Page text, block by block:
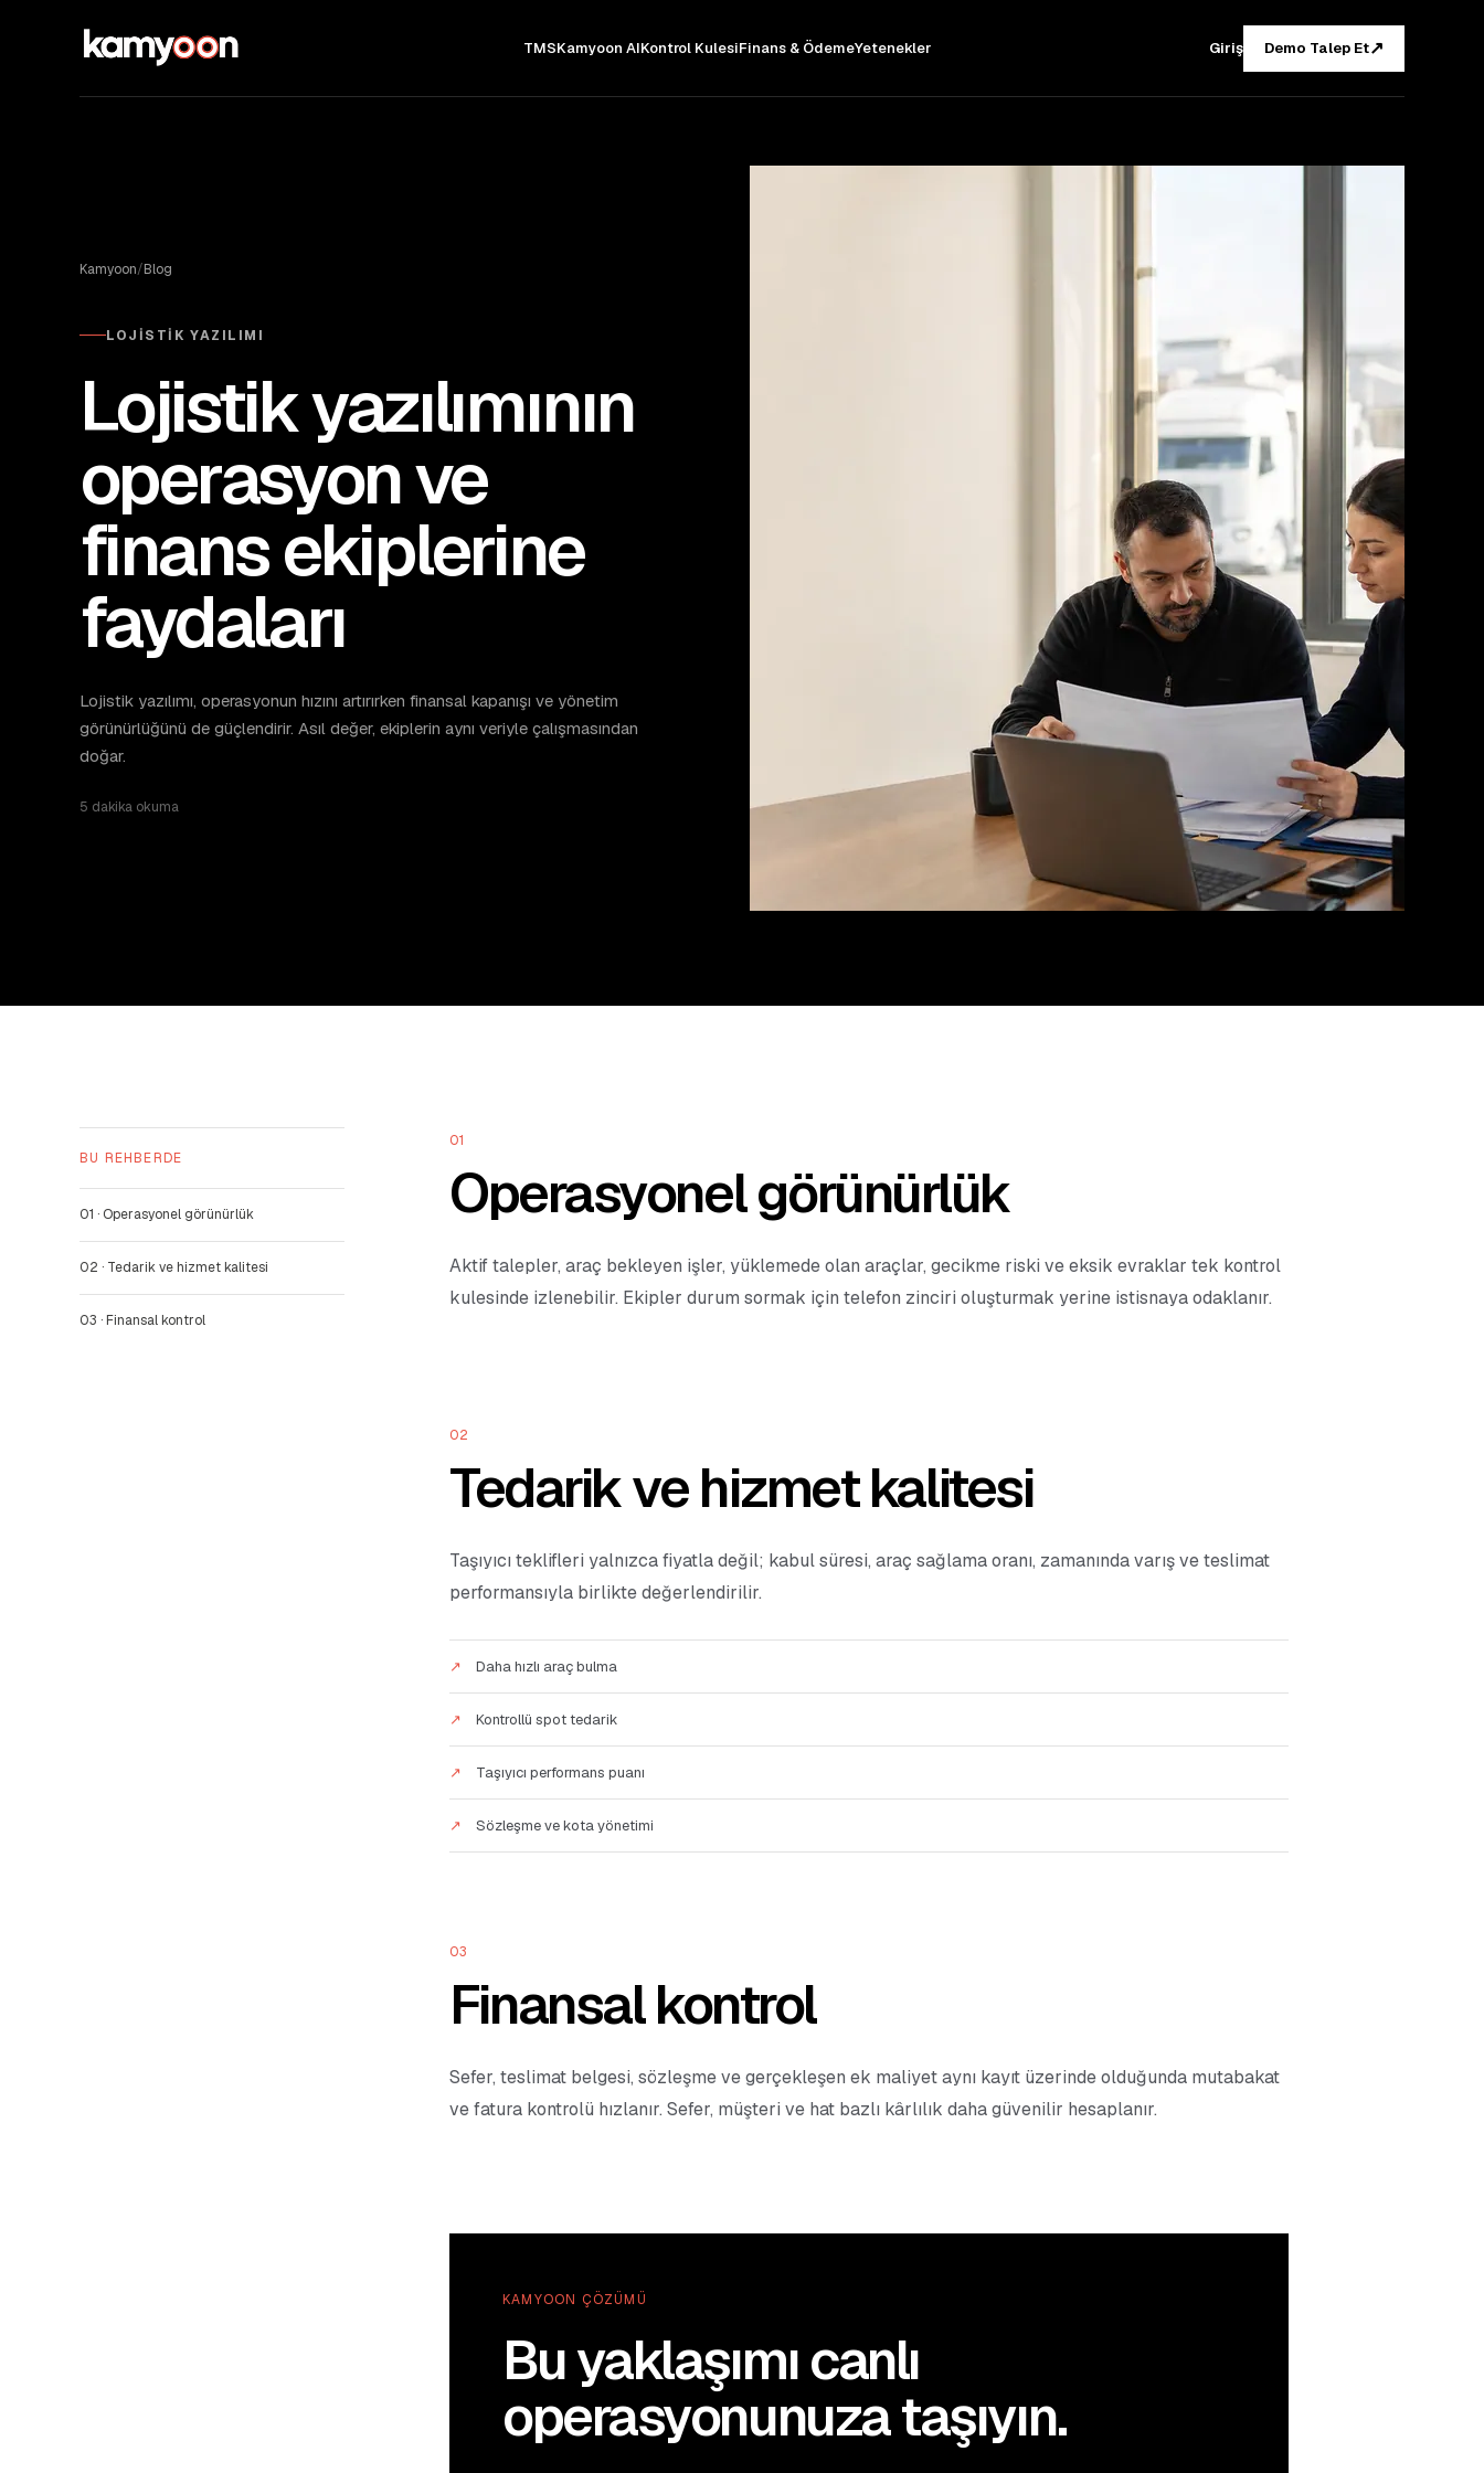
TMSKamyoon AIKontrol KulesiFinans & ÖdemeYetenekler Giriş Demo Talep Et↗
Kamyoon/Blog
LOJISTIK YAZILIMI
Lojistik yazılımının
operasyon ve
finans ekiplerine
faydaları
Lojistik yazılımı, operasyonun hızını artırırken finansal kapanışı ve yönetim
görünürlüğünü de güçlendirir. Asıl değer, ekiplerin aynı veriyle çalışmasından
doğar.
5 dakika okuma
BU REHBERDE
01 · Operasyonel görünürlük
02 · Tedarik ve hizmet kalitesi
03 ·Finansal kontrol
01
Operasyonel görünürlük
Aktif talepler, araç bekleyen işler, yüklemede olan araçlar, gecikme riski ve eksik evraklar tek kontrol
kulesinde izlenebilir. Ekipler durum sormak için telefon zinciri oluşturmak yerine istisnaya odaklanır.
02
Tedarik ve hizmet kalitesi
Taşıyıcı teklifleri yalnızca fiyatla değil; kabul süresi, araç sağlama oranı, zamanında varış ve teslimat
performansıyla birlikte değerlendirilir.
Daha hızlı araç bulma
Kontrollü spot tedarik
Taşıyıcı performans puanı
Sözleşme ve kota yönetimi
03
Finansal kontrol
Sefer, teslimat belgesi, sözleşme ve gerçekleşen ek maliyet aynı kayıt üzerinde olduğunda mutabakat
ve fatura kontrolü hızlanır. Sefer, müşteri ve hat bazlı kârlılık daha güvenilir hesaplanır.
KAMYOON ÇÖZÜMÜ
Bu yaklaşımı canlı
operasyonunuza taşıyın.